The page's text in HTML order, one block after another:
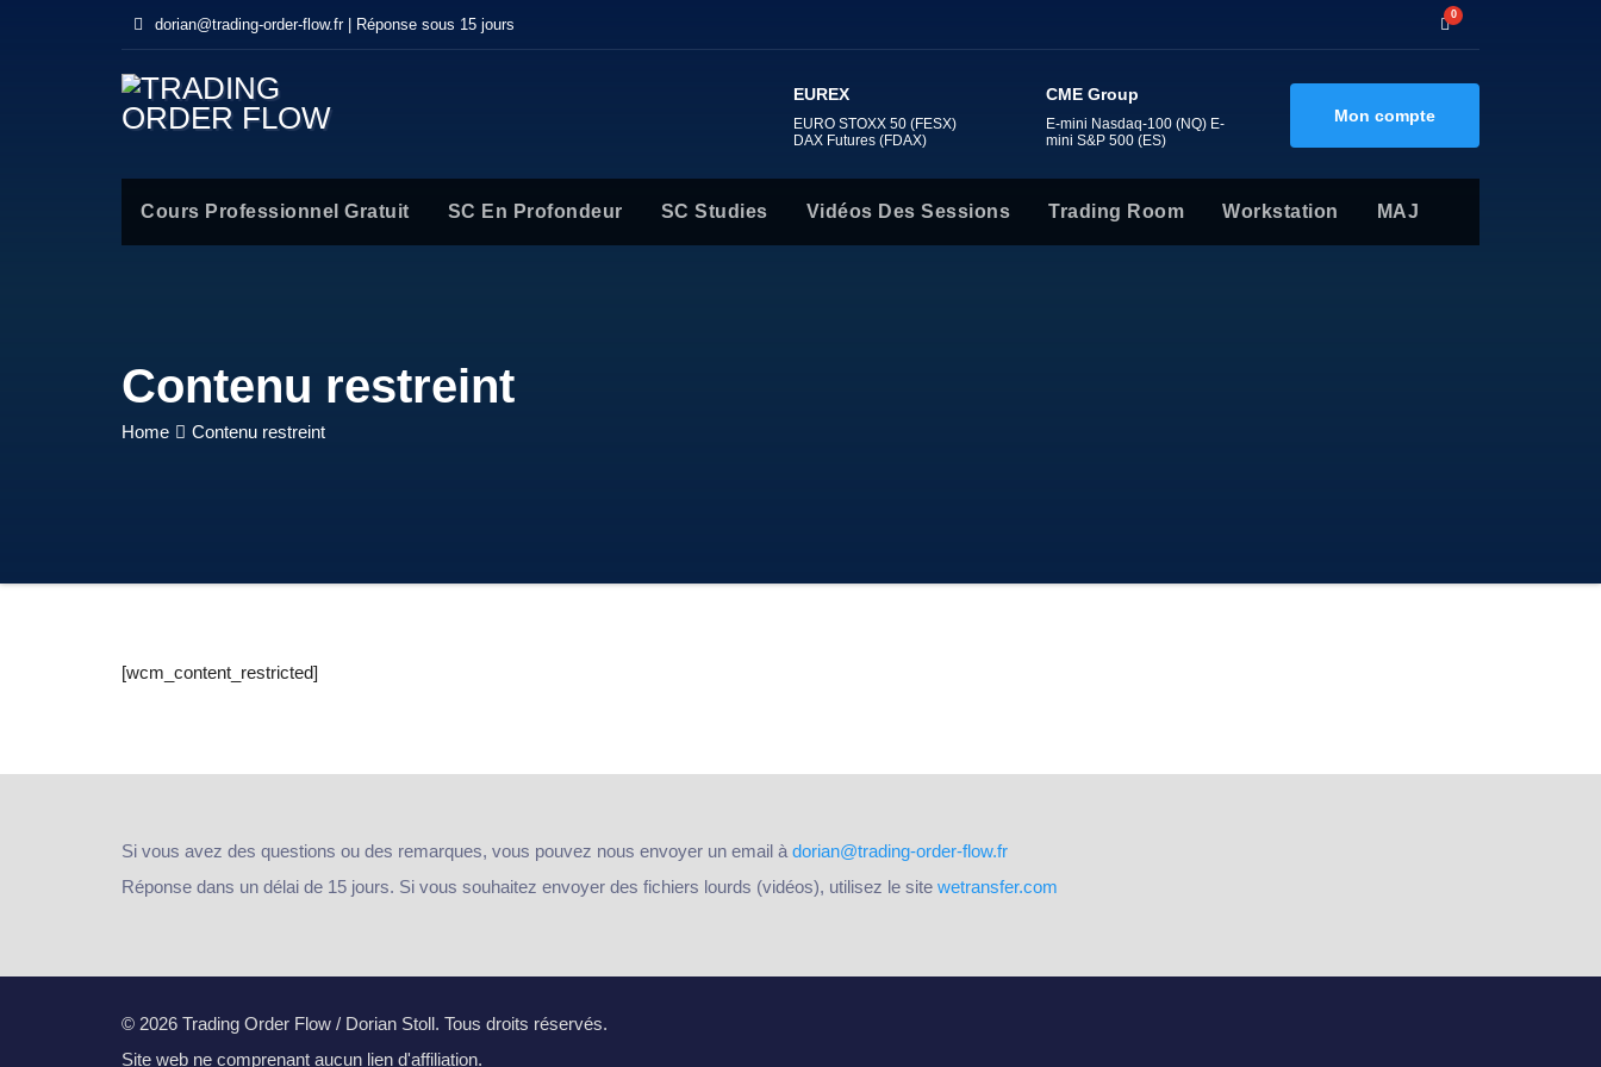
dorian@trading-order-flow.fr | Réponse sous 15 jours
0
EUREX
EURO STOXX 50 (FESX)
DAX Futures (FDAX)
CME Group
E-mini Nasdaq-100 (NQ) E-
mini S&P 500 (ES)
Mon compte
Cours Professionnel Gratuit SC En Profondeur SC Studies Vidéos Des Sessions Trading Room Workstation MAJ
Contenu restreint
Home Contenu restreint
[wcm_content_restricted]
Si vous avez des questions ou des remarques, vous pouvez nous envoyer un email à dorian@trading-order-flow.fr
Réponse dans un délai de 15 jours. Si vous souhaitez envoyer des fichiers lourds (vidéos), utilisez le site wetransfer.com
© 2026 Trading Order Flow / Dorian Stoll. Tous droits réservés.
Site web ne comprenant aucun lien d'affiliation.